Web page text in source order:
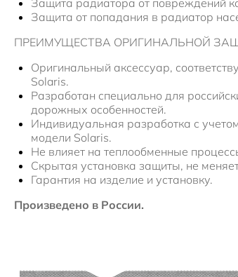
Защита радиатора от повреждений
Защита от попадания в радиатор
ПРЕИМУЩЕСТВА ОРИГИНАЛЬНОЙ
Оригинальный аксессуар,
Solaris.
Разработан специально для
дорожных особенностей.
Индивидуальная разработка с
модели Solaris.
Не влияет на теплообменные
Скрытая установка защиты, не
Гарантия на изделие и установку.
Произведено в России.